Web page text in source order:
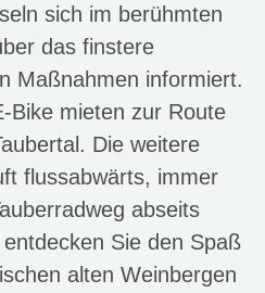
sich im berühmten
das finstere
Maßnahmen informiert.
Bike mieten zur Route
Die weitere
flussabwärts, immer
abseits
Sie den Spaß
alten Weinbergen